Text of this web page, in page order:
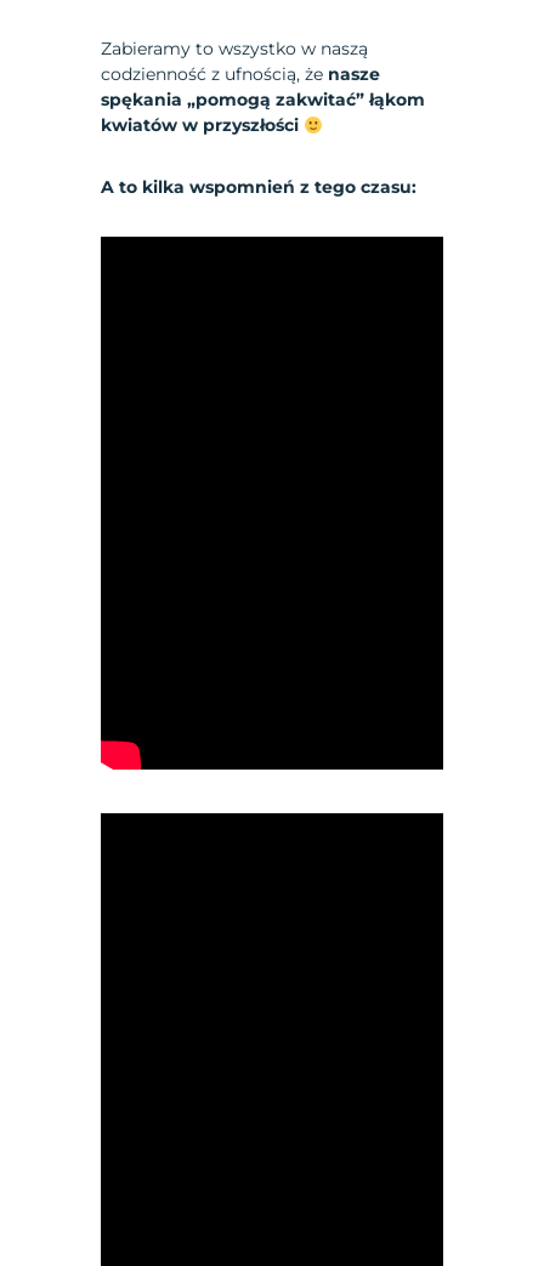
Zabieramy to wszystko w naszą
codzienność z ufnością, że nasze
spękania „pomogą zakwitać” łąkom
kwiatów w przyszłości
A to kilka wspomnień z tego czasu: